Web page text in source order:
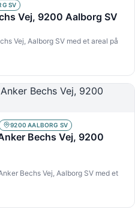
SV
Vej, 9200 Aalborg SV
Vej, Aalborg SV med et areal på
9200 AALBORG SV
Bechs Vej, 9200
Bechs Vej, Aalborg SV med et